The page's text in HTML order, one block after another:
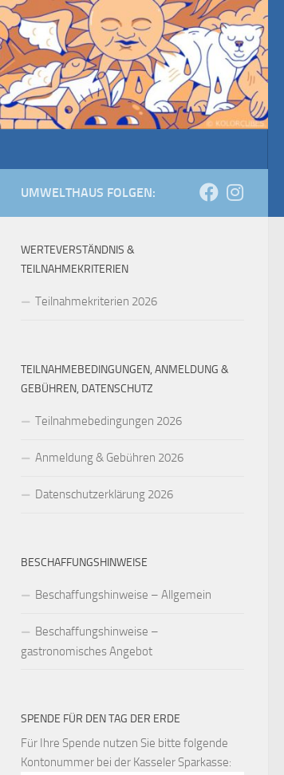
UMWELTHAUS FOLGEN:
WERTEVERSTÄNDNIS &
TEILNAHMEKRITERIEN
Teilnahmekriterien 2026
TEILNAHMEBEDINGUNGEN, ANMELDUNG &
GEBÜHREN, DATENSCHUTZ
Teilnahmebedingungen 2026
Anmeldung & Gebühren 2026
Datenschutzerklärung 2026
BESCHAFFUNGSHINWEISE
Beschaffungshinweise – Allgemein
Beschaffungshinweise –
gastronomisches Angebot
SPENDE FÜR DEN TAG DER ERDE
Für Ihre Spende nutzen Sie bitte folgende
Kontonummer bei der Kasseler Sparkasse: